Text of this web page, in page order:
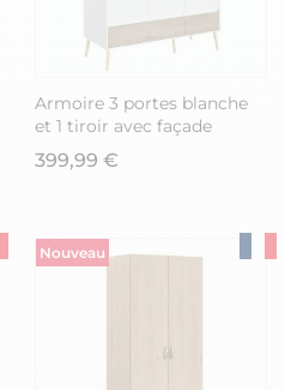
Armoire 3 portes blanche
et 1 tiroir avec façade
finition aspect bois -
BORGALL
399,99 €
Nouveau